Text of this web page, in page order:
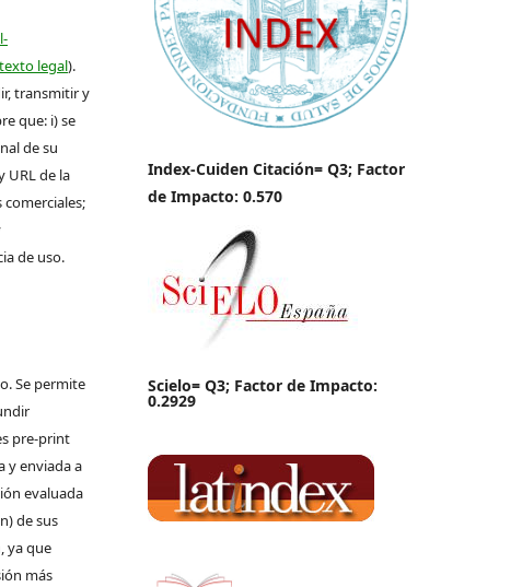
texto legal).
transmitir y
que: i) se
de su
URL de la
comerciales;
de uso.
Se permite
pre-print
y enviada a
evaluada
de sus
ya que
más
Index-Cuiden Citación= Q3; Factor
de Impacto: 0.570
Scielo= Q3; Factor de Impacto:
0.2929